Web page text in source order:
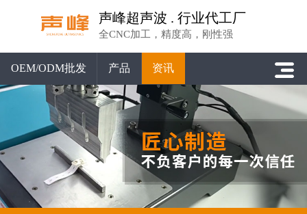
声峰超声波 . 行业代工厂
全CNC加工，精度高，刚性强
OEM/ODM批发 产品 资讯